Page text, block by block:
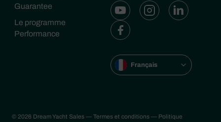
Guarantee
Le programme
Performance
Français
© 2026 Dream Yacht Sales — Termes et conditions — Politique